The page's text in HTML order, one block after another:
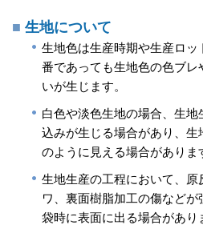
生地について
生地色は生産時期や生産ロッ
番であっても生地色の色ブレ
いが生じます。
白色や淡色生地の場合、生
込みが生じる場合があり、
のように見える場合がありま
生地生産の工程において、原
ワ、裏面樹脂加工の傷など
袋時に表面に出る場合があり